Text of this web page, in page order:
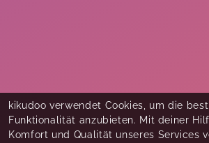
kikudoo verwendet Cookies, um die
Funktionalität anzubieten. Mit deiner
Komfort und Qualität unseres Services